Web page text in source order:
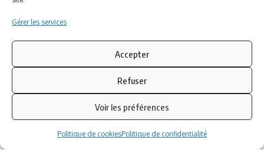
Gérer les services
Accepter
Refuser
Voir les préférences
Politique de cookiesPolitique de confidentialité
Inscrivez-vous à notre newsletter
Abonnez-vous à notre
instantanément les dernières actualités !